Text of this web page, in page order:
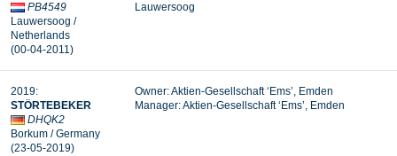
PB4549
Lauwersoog /
Netherlands
(00-04-2011)
Lauwersoog
2019:
STÖRTEBEKER
DHQK2
Borkum / Germany
(23-05-2019)
Owner: Aktien-Gesellschaft ‘Ems’, Emden
Manager:Aktien-Gesellschaft ‘Ems’, Emden